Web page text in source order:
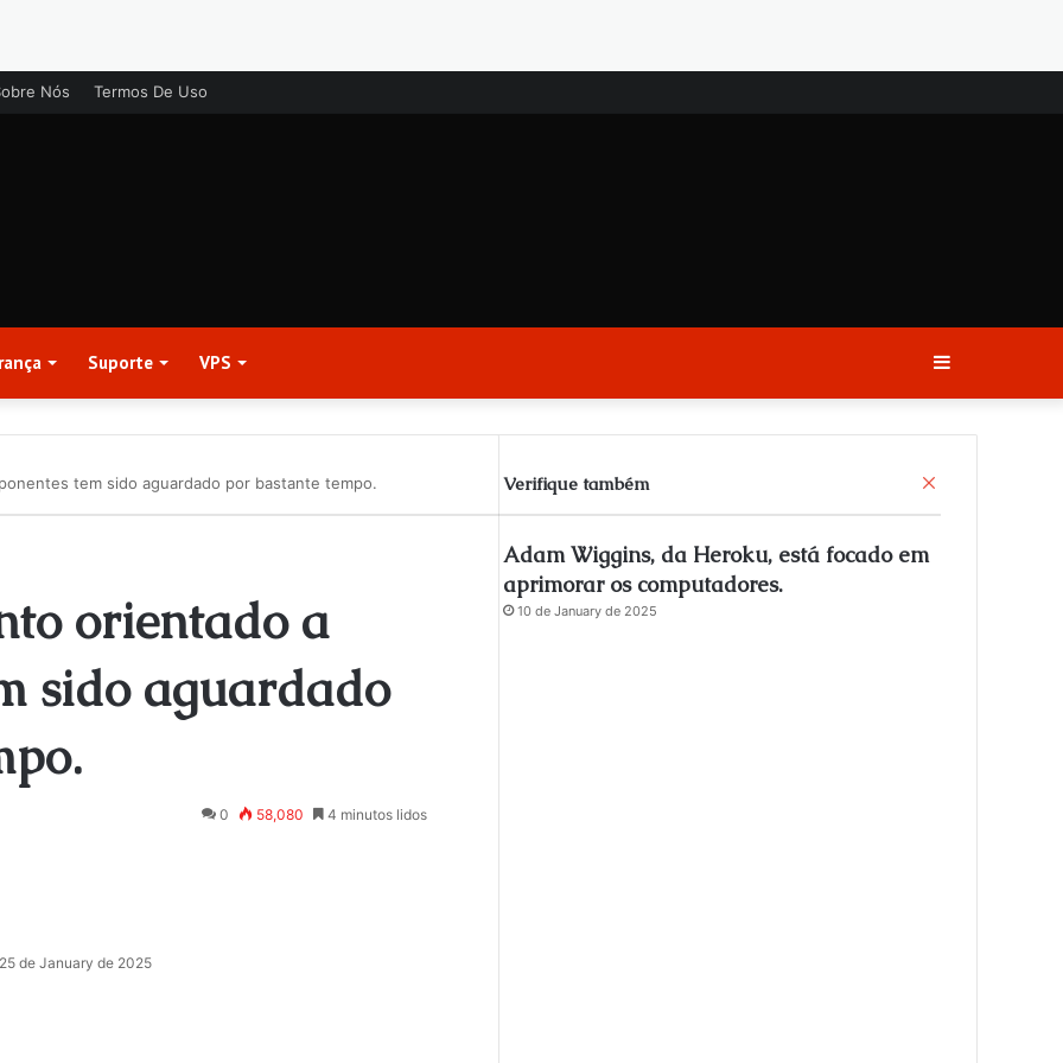
Nós Termos De Uso
Suporte VPS
tem sido aguardado por bastante tempo.
orientado a
sido aguardado
25 de January de 2025
0 58,080 4 minutos lidos
Verifique também
Adam Wiggins, da Heroku, está focado em
aprimorar os computadores.
10 de January de 2025